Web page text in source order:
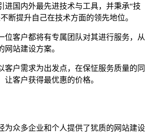
进国内外最先进技术与工具，并秉承“技
断提升自己在技术方面的领先地位。
位客户都将有专属团队对其进行服务，从
网站建设方案。
客户需求为出发点，在保怔服务质量的同
让客户获得最优惠的价格。
为众多企业和个人提供了犹质的网站建设